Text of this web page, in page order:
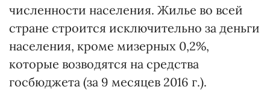
численности населения. Жилье во всей
стране строится исключительно за деньги
населения, кроме мизерных 0,2%,
которые возводятся на средства
госбюджета (за 9 месяцев 2016 г.).